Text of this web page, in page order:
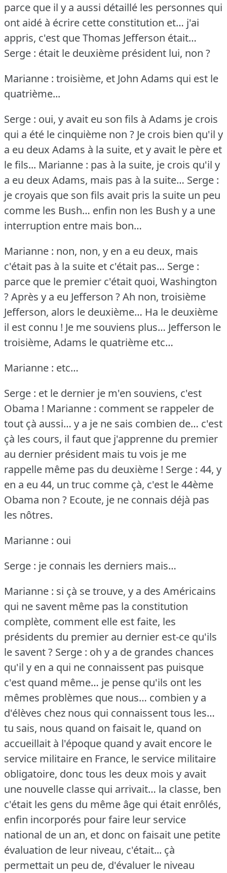
parce que il y a aussi détaillé les personnes qui
ont aidé à écrire cette constitution et… j'ai
appris, c'est que Thomas Jefferson était…
Serge : était le deuxième président lui, non ?
Marianne : troisième, et John Adams qui est le
quatrième...
Serge : oui, y avait eu son fils à Adams je crois
qui a été le cinquième non ? Je crois bien qu'il y
a eu deux Adams à la suite, et y avait le père et
le fils... Marianne : pas à la suite, je crois qu'il y
a eu deux Adams, mais pas à la suite… Serge :
je croyais que son fils avait pris la suite un peu
comme les Bush… enfin non les Bush y a une
interruption entre mais bon…
Marianne : non, non, y en a eu deux, mais
c'était pas à la suite et c'était pas… Serge :
parce que le premier c'était quoi, Washington
?Après y a eu Jefferson ?Ah non, troisième
Jefferson, alors le deuxième… Ha le deuxième
il est connu ! Je me souviens plus… Jefferson le
troisième, Adams le quatrième etc…
Marianne : etc…
Serge : et le dernier je m'en souviens, c'est
Obama ! Marianne : comment se rappeler de
tout çà aussi… y a je ne sais combien de… c'est
çà les cours, il faut que j'apprenne du premier
au dernier président mais tu vois je me
rappelle même pas du deuxième ! Serge : 44, y
en a eu 44, un truc comme çà, c'est le 44ème
Obama non ? Ecoute, je ne connais déjà pas
les nôtres.
Marianne : oui
Serge : je connais les derniers mais…
Marianne : si çà se trouve, y a des Américains
qui ne savent même pas la constitution
complète, comment elle est faite, les
présidents du premier au dernier est-ce qu'ils
le savent ? Serge : oh y a de grandes chances
qu'il y en a qui ne connaissent pas puisque
c'est quand même… je pense qu'ils ont les
mêmes problèmes que nous… combien y a
d'élèves chez nous qui connaissent tous les…
tu sais, nous quand on faisait le, quand on
accueillait à l'époque quand y avait encore le
service militaire en France, le service militaire
obligatoire, donc tous les deux mois y avait
une nouvelle classe qui arrivait… la classe, ben
c'était les gens du même âge qui était enrôlés,
enfin incorporés pour faire leur service
national de un an, et donc on faisait une petite
évaluation de leur niveau, c'était... çà
permettait un peu de, d'évaluer le niveau